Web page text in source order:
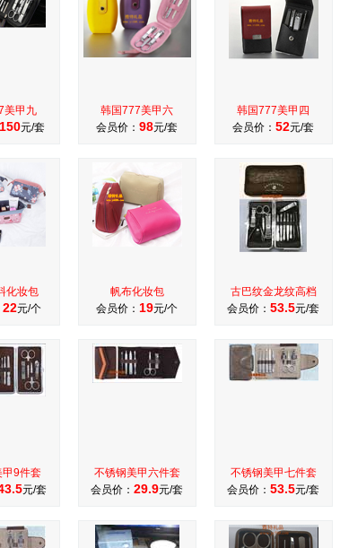
美甲九
150元/套
韩国777美甲六
会员价： 98元/套
韩国777美甲四
会员价： 52元/套
化妆包
22元/个
帆布化妆包
会员价： 19元/个
古巴纹金龙纹高档
会员价： 53.5元/套
甲9件套
元/套
不锈钢美甲六件套
会员价： 29.9元/套
不锈钢美甲七件套
会员价： 53.5元/套